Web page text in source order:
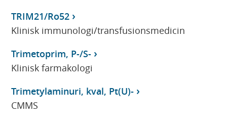
TRIM21/Ro52
Klinisk immunologi/transfusionsmedicin
Trimetoprim, P-/S-
Klinisk farmakologi
Trimetylaminuri, kval, Pt(U)-
CMMS